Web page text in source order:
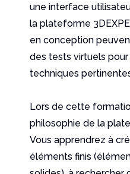
une interface
la plateforme
en conception
des tests virtuels
techniques
Lors de cette
philosophie de la
Vous apprendrez à
éléments finis